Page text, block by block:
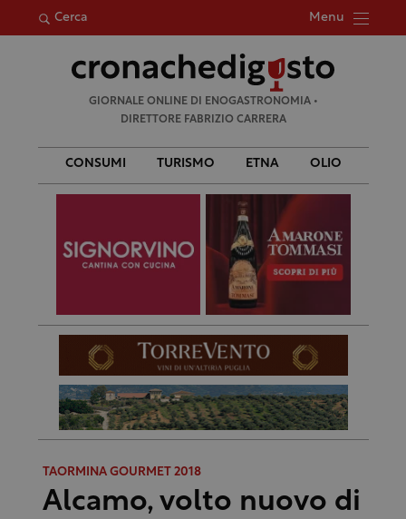
Cerca Menu
per:
GIORNALE ONLINE DI ENOGASTRONOMIA •
DIRETTORE FABRIZIO CARRERA
CONSUMI TURISMO ETNA OLIO
TAORMINA GOURMET 2018
Alcamo, volto nuovo di